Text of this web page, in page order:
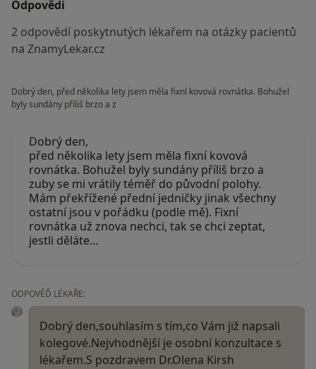
Odpovědi
2 odpovědí poskytnutých lékařem na otázky pacientů
na ZnamyLekar.cz
Dobrý den, před několika lety jsem měla fixní kovová rovnátka. Bohužel
byly sundány příliš brzo a z
Dobrý den,
před několika lety jsem měla fixní kovová
rovnátka. Bohužel byly sundány příliš brzo a
zuby se mi vrátily téměř do původní polohy.
Mám překřížené přední jedničky jinak všechny
ostatní jsou v pořádku (podle mě). Fixní
rovnátka už znova nechci, tak se chci zeptat,
jestli děláte…
ODPOVĚĎ LÉKAŘE:
Dobrý den,souhlasím s tím,co Vám již napsali
kolegové.Nejvhodnější je osobní konzultace s
lékařem.S pozdravem Dr.Olena Kirsh